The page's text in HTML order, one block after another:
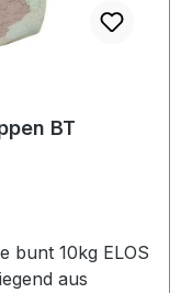
BT
bunt 10kg ELOS
aus